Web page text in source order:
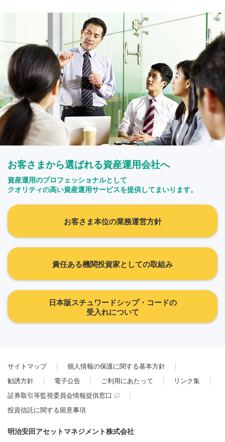
お客さまから選ばれる資産運用会社へ
資産運用のプロフェッショナルとして
クオリティの高い資産運用サービスを提供してまいります。
お客さま本位の業務運営方針
責任ある機関投資家としての取組み
日本版スチュワードシップ・コードの
受入れについて
サイトマップ
個人情報の保護に関する基本方針
勧誘方針
電子公告 ご利用にあたって
リンク集
証券取引等監視委員会情報提供窓口
投資信託に関する留意事項
明治安田アセットマネジメント株式会社